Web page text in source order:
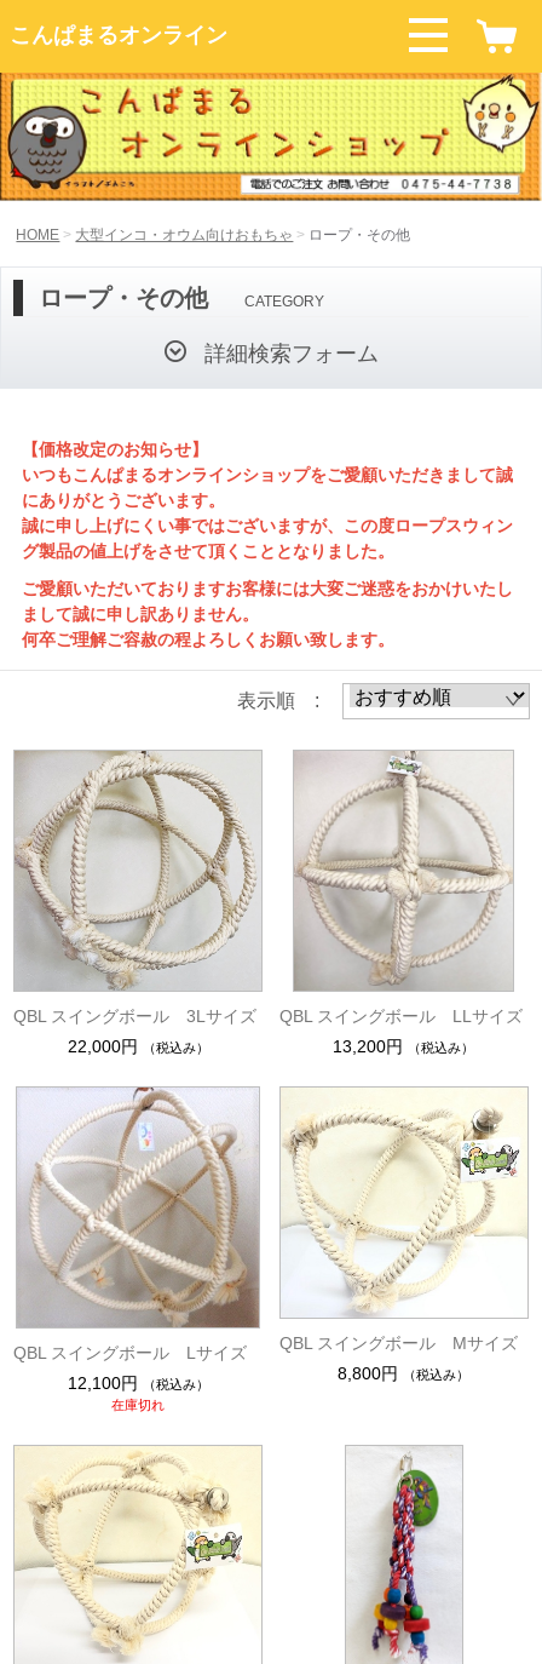
こんぱまるオンライン
HOME 大型インコ・オウム向けおもちゃ ロープ・その他
ロープ・その他 CATEGORY
詳細検索フォーム
【価格改定のお知らせ】
いつもこんぱまるオンラインショップをご愛顧いただきまして誠
にありがとうございます。
誠に申し上げにくい事ではございますが、この度ロープスウィン
グ製品の値上げをさせて頂くこととなりました。
ご愛顧いただいておりますお客様には大変ご迷惑をおかけいたし
まして誠に申し訳ありません。
何卒ご理解ご容赦の程よろしくお願い致します。
表示順 :
QBL スイングボール 3Lサイズ
22,000円
（税込み）
QBL スイングボール LLサイズ
13,200円
（税込み）
QBL スイングボール Lサイズ
12,100円
（税込み）
在庫切れ
QBL スイングボール Mサイズ
8,800円
（税込み）